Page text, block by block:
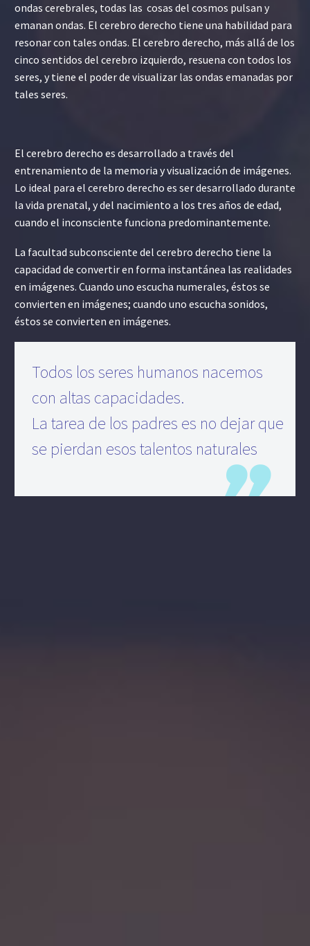
ondas cerebrales, todas las cosas del cosmos pulsan y
emanan ondas. El cerebro derecho tiene una habilidad para
resonar con tales ondas. El cerebro derecho, más allá de los
cinco sentidos del cerebro izquierdo, resuena con todos los
seres, y tiene el poder de visualizar las ondas emanadas por
tales seres.
El cerebro derecho es desarrollado a través del
entrenamiento de la memoria y visualización de imágenes.
Lo ideal para el cerebro derecho es ser desarrollado durante
la vida prenatal, y del nacimiento a los tres años de edad,
cuando el inconsciente funciona predominantemente.
La facultad subconsciente del cerebro derecho tiene la
capacidad de convertir en forma instantánea las realidades
en imágenes. Cuando uno escucha numerales, éstos se
convierten en imágenes; cuando uno escucha sonidos,
éstos se convierten en imágenes.
Todos los seres humanos nacemos
con altas capacidades.
La tarea de los padres es no dejar que
se pierdan esos talentos naturales